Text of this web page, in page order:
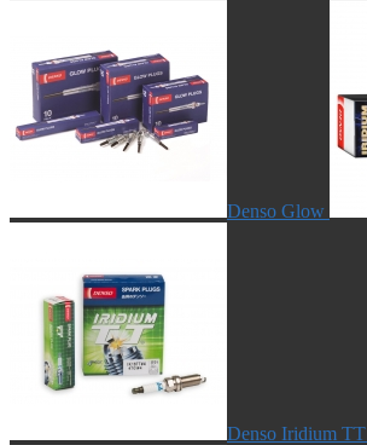
Denso Glow
Denso Iridium TT